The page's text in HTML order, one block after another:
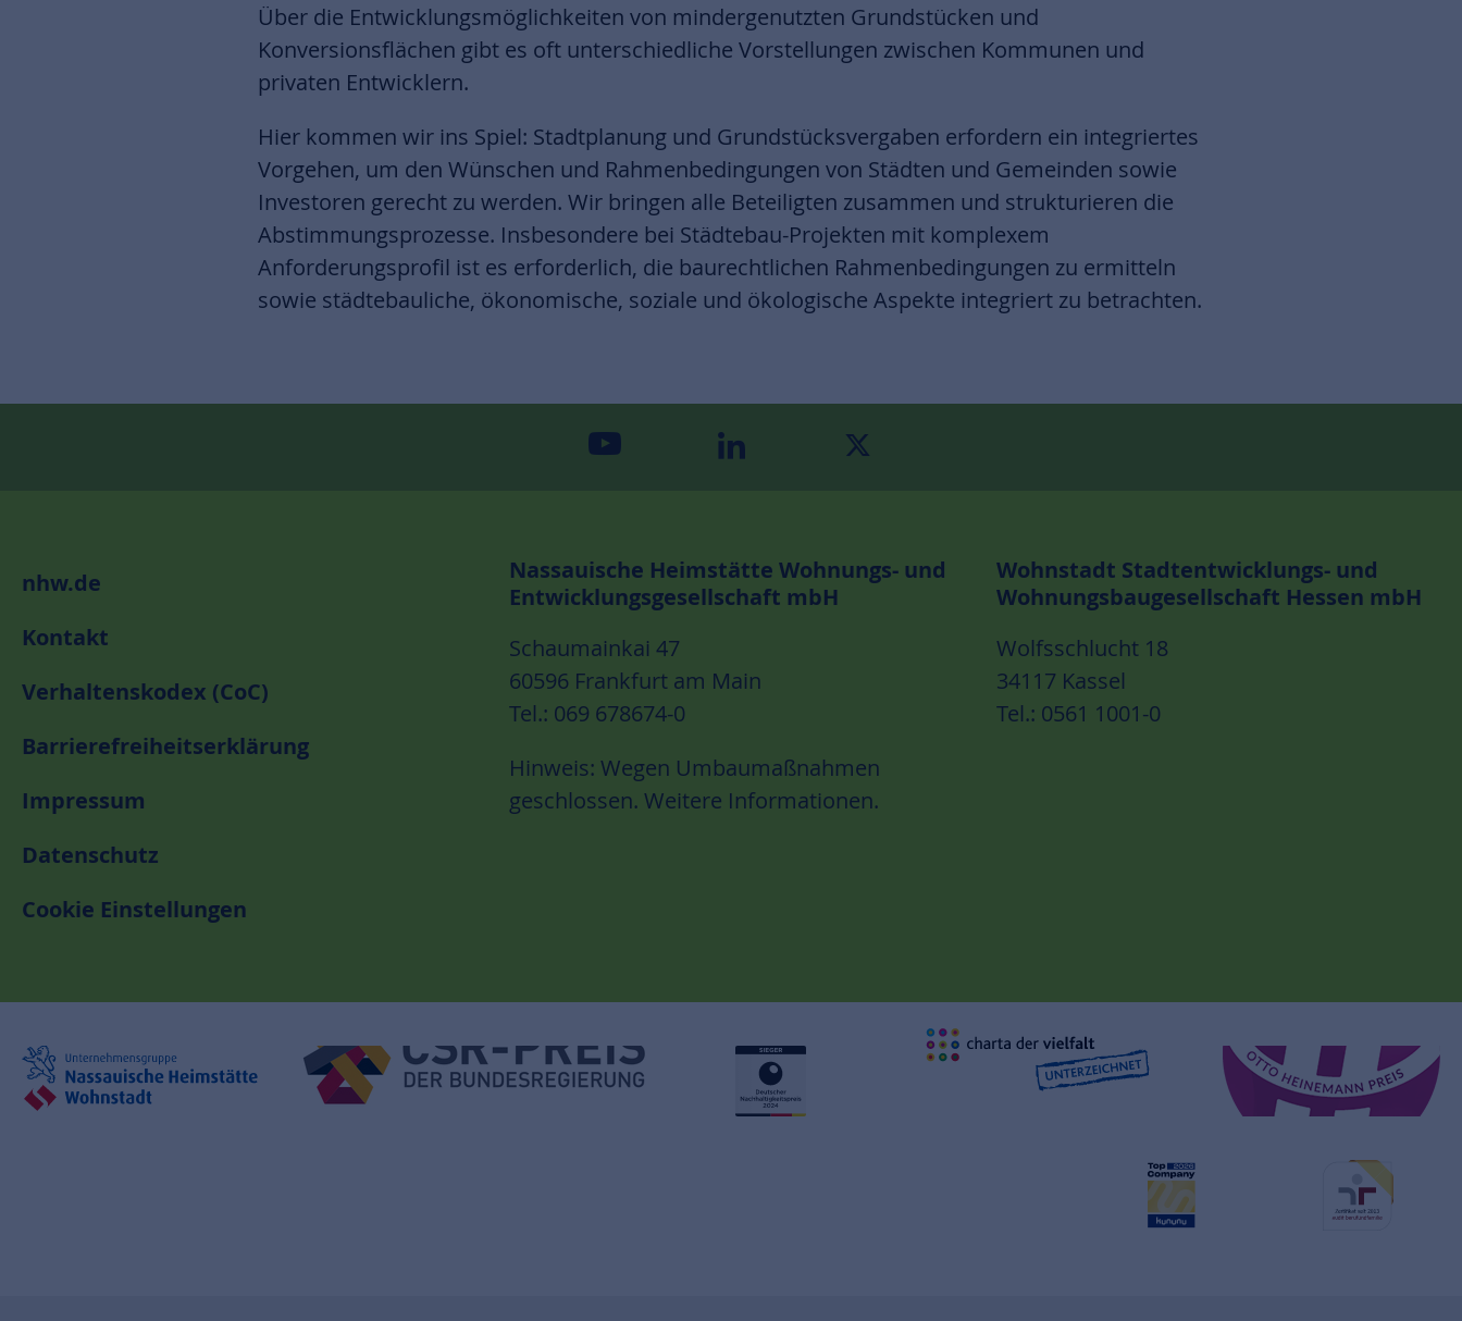
Über die Entwicklungsmöglichkeiten von mindergenutzten Grundstücken und
Konversionsflächen gibt es oft unterschiedliche Vorstellungen zwischen Kommunen und
privaten Entwicklern.
Hier kommen wir ins Spiel: Stadtplanung und Grundstücksvergaben erfordern ein integriertes
Vorgehen, um den Wünschen und Rahmenbedingungen von Städten und Gemeinden sowie
Investoren gerecht zu werden. Wir bringen alle Beteiligten zusammen und strukturieren die
Abstimmungsprozesse. Insbesondere bei Städtebau-Projekten mit komplexem
Anforderungsprofil ist es erforderlich, die baurechtlichen Rahmenbedingungen zu ermitteln
sowie städtebauliche, ökonomische, soziale und ökologische Aspekte integriert zu betrachten.
youtube linkedin twitter
nhw.de
Kontakt
Verhaltenskodex (CoC)
Barrierefreiheitserklärung
Impressum
Datenschutz
Cookie Einstellungen
Nassauische Heimstätte Wohnungs- und
Entwicklungsgesellschaft mbH
Schaumainkai 47
60596 Frankfurt am Main
Tel.: 069 678674-0
Hinweis: Wegen Umbaumaßnahmen
geschlossen. Weitere Informationen.
Wohnstadt Stadtentwicklungs- und
Wohnungsbaugesellschaft Hessen mbH
Wolfsschlucht 18
34117 Kassel
Tel.: 0561 1001-0